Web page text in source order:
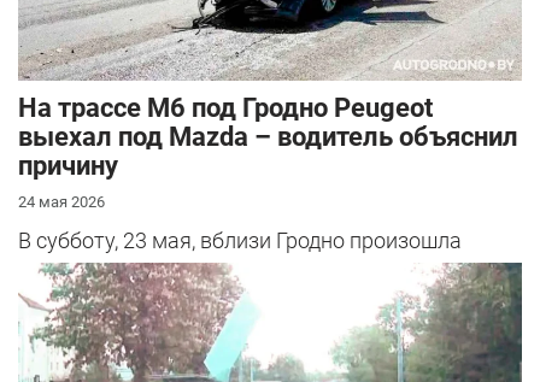
На трассе М6 под Гродно Peugeot
выехал под Mazda – водитель объяснил
причину
24 мая 2026
В субботу, 23 мая, вблизи Гродно произошла
серьезная авария – столкнулись Mazda и
Peugeot. Читатель АвтоГродно поделился...